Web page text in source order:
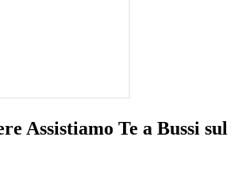
Assistiamo Te a Bussi sul